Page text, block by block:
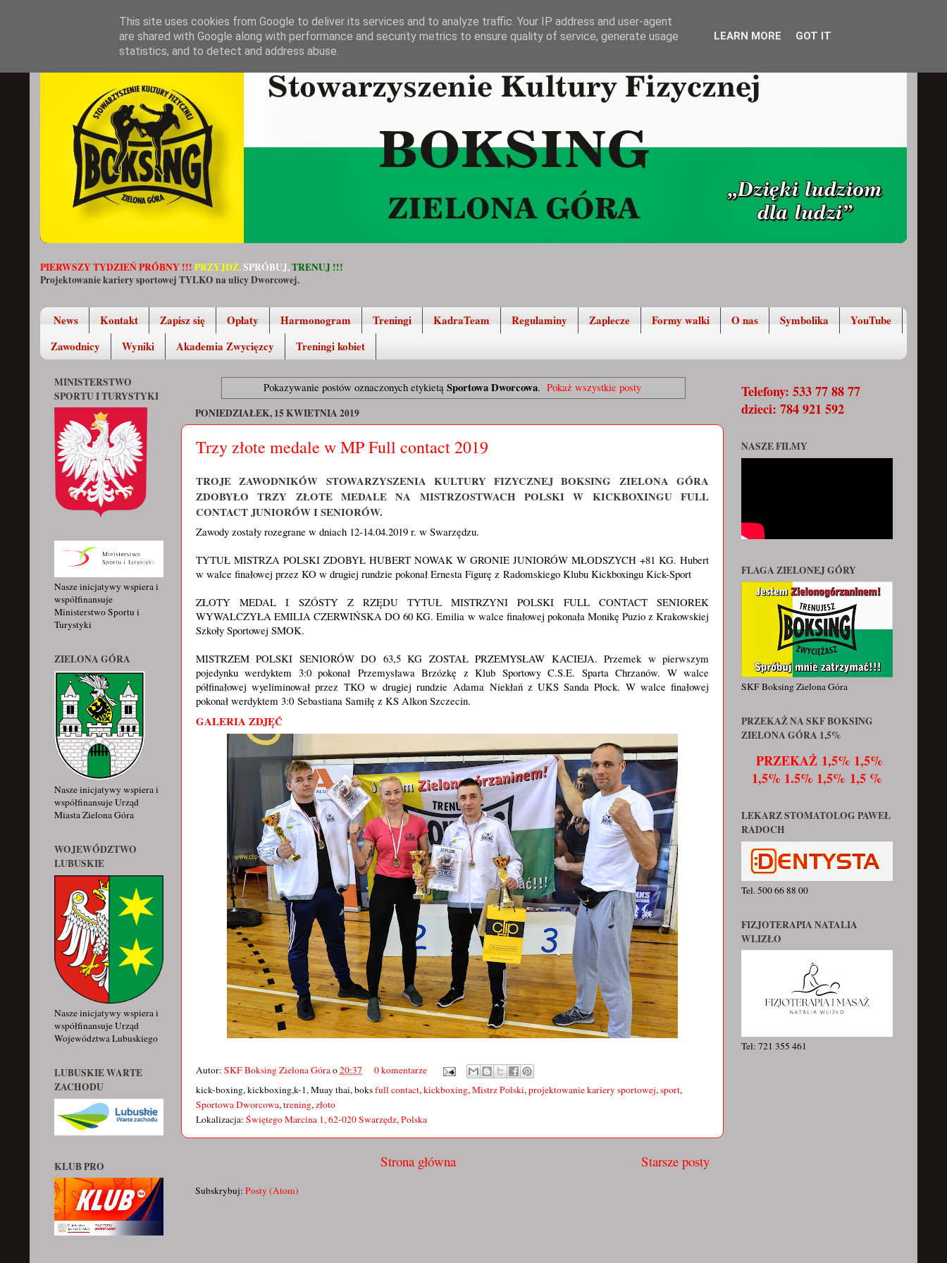
PIERWSZY TYDZIEŃ PRÓBNY !!! PRZYJDŹ,SPRÓBUJ,TRENUJ !!!
Projektowanie kariery sportowej TYLKO na ulicy Dworcowej.
News Kontakt Zapisz się Opłaty Harmonogram Treningi KadraTeam Regulaminy Zaplecze Formy walki O nas Symbolika
YouTube
Zawodnicy
Wyniki Akademia Zwycięzcy Treningi kobiet
Pokazywanie postów oznaczonych etykietą Sportowa Dworcowa. Pokaż wszystkie posty
PONIEDZIAŁEK, 15 KWIETNIA 2019
Trzy złote medale w MP Full contact 2019
TROJE ZAWODNIKÓW STOWARZYSZENIA KULTURY FIZYCZNEJ BOKSING ZIELONA GÓRA
ZDOBYŁO TRZY ZŁOTE MEDALE NA MISTRZOSTWACH POLSKI W KICKBOXINGU FULL
CONTACT JUNIORÓW I SENIORÓW.
Zawody zostały rozegrane w dniach 12-14.04.2019 r. w Swarzędzu.
TYTUŁ MISTRZA POLSKI ZDOBYŁ HUBERT NOWAK W GRONIE JUNIORÓW MŁODSZYCH +81 KG. Hubert
w walce finałowej przez KO w drugiej rundzie pokonał Ernesta Figurę z Radomskiego Klubu Kickboxingu Kick-Sport
ZŁOTY MEDAL I SZÓSTY Z RZĘDU TYTUŁ MISTRZYNI POLSKI FULL CONTACT SENIOREK
WYWALCZYŁA EMILIA CZERWIŃSKA DO 60 KG. Emilia w walce finałowej pokonała Monikę Puzio z Krakowskiej
Szkoły Sportowej SMOK.
MISTRZEM POLSKI SENIORÓW DO 63,5 KG ZOSTAŁ PRZEMYSŁAW KACIEJA. Przemek w pierwszym
pojedynku werdyktem 3:0 pokonał Przemysława Brzózkę z Klub Sportowy C.S.E. Sparta Chrzanów. W walce
półfinałowej wyeliminował przez TKO w drugiej rundzie Adama Niekłań z UKS Sanda Płock. W walce finałowej
pokonał werdyktem 3:0 Sebastiana Samiłę z KS Alkon Szczecin.
GALERIA ZDJĘĆ
Autor: SKF Boksing Zielona Górao20:37
0 komentarze
kick-boxing, kickboxing,k-1, Muay thai, boksfull contact,kickboxing,Mistrz Polski,projektowanie kariery sportowej,sport,
Sportowa Dworcowa,trening,złoto
Lokalizacja: Świętego Marcina 1, 62-020 Swarzędz, Polska
Starsze posty
Strona główna
Subskrybuj: Posty (Atom)
MINISTERSTWO
SPORTU I TURYSTYKI
Nasze inicjatywy wspiera i
współfinansuje
Ministerstwo Sportu i
Turystyki
ZIELONA GÓRA
Nasze inicjatywy wspiera i
współfinansuje Urząd
Miasta Zielona Góra
WOJEWÓDZTWO
LUBUSKIE
Nasze inicjatywy wspiera i
współfinansuje Urząd
Województwa Lubuskiego
LUBUSKIE WARTE
ZACHODU
KLUB PRO
Telefony: 533 77 88 77
dzieci: 784 921 592
NASZE FILMY
FLAGA ZIELONEJ GÓRY
SKF Boksing Zielona Góra
PRZEKAŻ NA SKF BOKSING
ZIELONA GÓRA 1,5%
PRZEKAŻ 1,5% 1,5%
1,5% 1.5% 1,5% 1,5 %
LEKARZ STOMATOLOG PAWEŁ
RADOCH
Tel. 500 66 88 00
FIZJOTERAPIA NATALIA
WLIZŁO
Tel: 721 355 461
This site uses cookies from Google to deliver its services and to analyze traffic. Your IP address and user-agent
are shared with Google along with performance and security metrics to ensure quality of service, generate usage
statistics, and to detect and address abuse.
LEARN MORE GOT IT